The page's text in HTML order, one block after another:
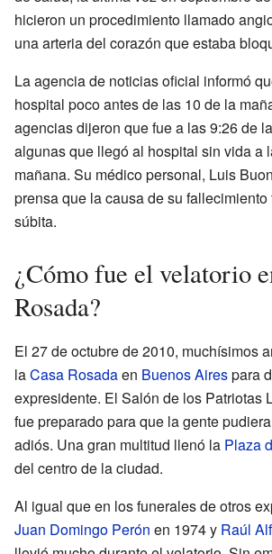
hicieron un procedimiento llamado
una arteria del corazón que estaba
La agencia de noticias oficial informó
hospital poco antes de las 10 de la
agencias dijeron que fue a las 9:26 de
algunas que llegó al hospital sin vida a
mañana. Su médico personal, Luis
prensa que la causa de su fallecimiento
súbita.
¿Cómo fue el velatorio
Rosada?
El 27 de octubre de 2010, muchísimos
laCasa Rosadaen Buenos Airespara
expresidente. El Salón de los Patriotas
fue preparado para que la gente
adiós. Una gran multitud llenó la Plaza
del centro de la ciudad.
Al igual que en los funerales de otros
Juan Domingo Perón en 1974 y Raúl